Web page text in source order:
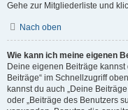
Gehe zur Mitgliederliste und
Nach oben
Wie kann ich meine eigenen
Deine eigenen Beiträge
Beiträge“ im Schnellzugriff
kannst du auch „Deine
oder „Beiträge des Benutzers